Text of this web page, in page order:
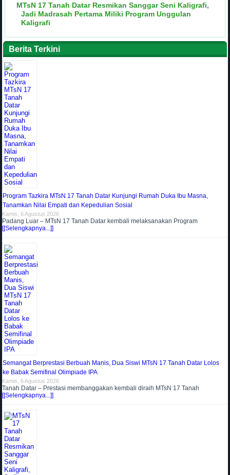
MTsN 17 Tanah Datar Resmikan Sanggar Seni Kaligrafi,
Jadi Madrasah Pertama Miliki Program Unggulan
Kaligrafi
Berita Terkini
Program Tazkira MTsN 17 Tanah Datar Kunjungi Rumah Duka Ibu Masna,
Tanamkan Nilai Empati dan Kepedulian Sosial
Kamis, 6 Agustus 2026
Padang Luar – MTsN 17 Tanah Datar kembali melaksanakan Program
[[Selengkapnya...]]
Semangat Berprestasi Berbuah Manis, Dua Siswi MTsN 17 Tanah Datar Lolos
ke Babak Semifinal Olimpiade IPA
Kamis, 6 Agustus 2026
Tanah Datar – Prestasi membanggakan kembali diraih MTsN 17 Tanah
[[Selengkapnya...]]